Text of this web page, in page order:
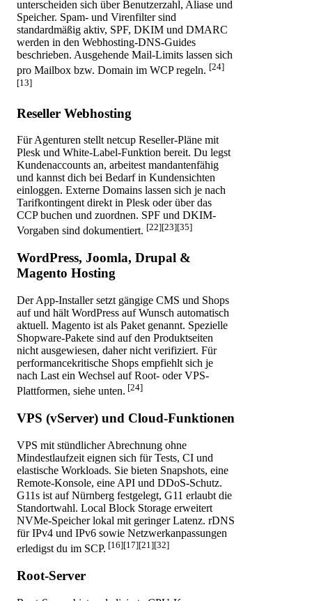
unterscheiden sich über Benutzerzahl, Aliase und
Speicher. Spam- und Virenfilter sind
standardmäßig aktiv, SPF, DKIM und DMARC
werden in den Webhosting-DNS-Guides
beschrieben. Ausgehende Mail-Limits lassen sich
pro Mailbox bzw. Domain im WCP regeln. [24]
[13]
Reseller Webhosting
Für Agenturen stellt netcup Reseller-Pläne mit
Plesk und White-Label-Funktion bereit. Du legst
Kundenaccounts an, arbeitest mandantenfähig
und kannst dich bei Bedarf in Kundensichten
einloggen. Externe Domains lassen sich je nach
Tarifkontingent direkt in Plesk oder über das
CCP buchen und zuordnen. SPF und DKIM-
Vorgaben sind dokumentiert. [22][23][35]
WordPress, Joomla, Drupal &
Magento Hosting
Der App-Installer setzt gängige CMS und Shops
auf und hält WordPress auf Wunsch automatisch
aktuell. Magento ist als Paket genannt. Spezielle
Shopware-Pakete sind auf den Produktseiten
nicht ausgewiesen, daher nicht verifiziert. Für
performancekritische Shops empfiehlt sich je
nach Last ein Wechsel auf Root- oder VPS-
Plattformen, siehe unten. [24]
VPS (vServer) und Cloud-Funktionen
VPS mit stündlicher Abrechnung ohne
Mindestlaufzeit eignen sich für Tests, CI und
elastische Workloads. Sie bieten Snapshots, eine
Remote-Konsole, eine API und DDoS-Schutz.
G11s ist auf Nürnberg festgelegt, G11 erlaubt die
Standortwahl. Local Block Storage erweitert
NVMe-Speicher lokal mit geringer Latenz. rDNS
für IPv4 und IPv6 sowie Netzwerkanpassungen
erledigst du im SCP. [16][17][21][32]
Root-Server